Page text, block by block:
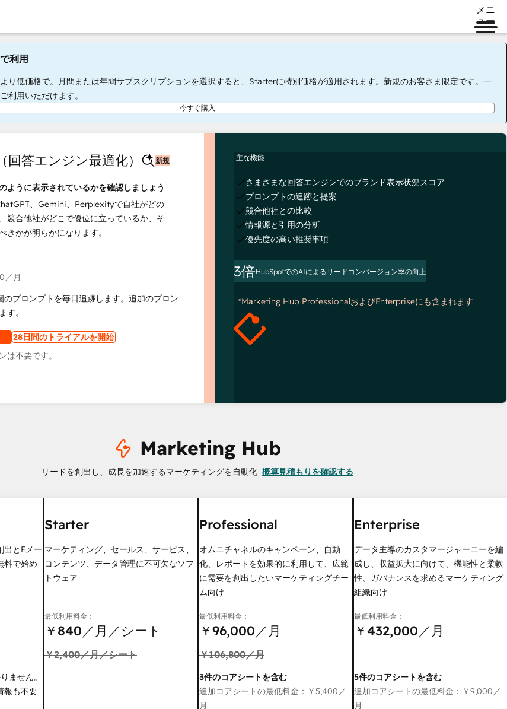
メニ
ュー
利用
り低価格で。月間または年間サブスクリプションを選択すると、Starterに特別価格が適用されます。新規のお客さま限定です。一
利用いただけます。
今すぐ購入
答エンジン最適化） 新規
ように表示されているかを確認しましょう
、Gemini、Perplexityで自社がどの
競合他社がどこで優位に立っているか、そ
きかが明らかになります。
／月
のプロンプトを毎日追跡します。追加のプロン
す。
28日間のトライアルを開始
は不要です。
主な機能
さまざまな回答エンジンでのブランド表示状況スコア
プロンプトの追跡と提案
競合他社との比較
情報源と引用の分析
優先度の高い推奨事項
3倍HubSpotでのAIによるリードコンバージョン率の向上
*Marketing Hub ProfessionalおよびEnterpriseにも含まれます
Marketing Hub
リードを創出し、成長を加速するマーケティングを自動化 概算見積もりを確認する
出とEメー
料で始め
ません。
報も不要
Starter
マーケティング、セールス、サービス、
コンテンツ、データ管理に不可欠なソフ
トウェア
最低利用料金：
￥840／月／シート
￥2,400／月／シート
Professional
オムニチャネルのキャンペーン、自動
化、レポートを効果的に利用して、広範
に需要を創出したいマーケティングチー
ム向け
最低利用料金：
￥96,000／月
￥106,800／月
3件のコアシートを含む
追加コアシートの最低料金： ￥5,400／
月
Enterprise
データ主導のカスタマージャーニーを編
成し、収益拡大に向けて、機能性と柔軟
性、ガバナンスを求めるマーケティング
組織向け
最低利用料金：
￥432,000／月
5件のコアシートを含む
追加コアシートの最低料金： ￥9,000／
月